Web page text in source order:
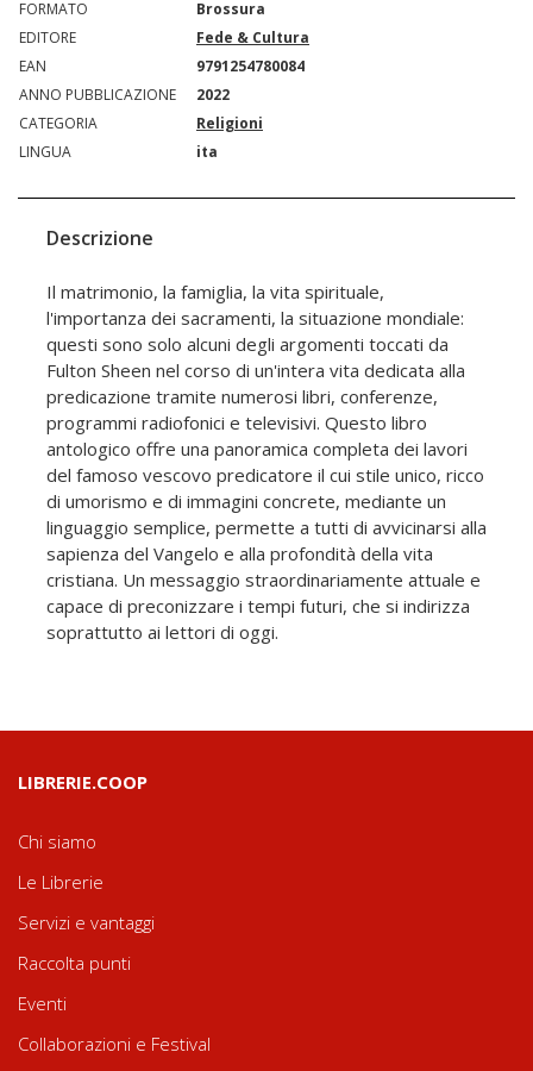
FORMATO
Brossura
EDITORE
Fede & Cultura
EAN
9791254780084
ANNO PUBBLICAZIONE
2022
CATEGORIA
Religioni
LINGUA
ita
Descrizione
Il matrimonio, la famiglia, la vita spirituale,
l'importanza dei sacramenti, la situazione mondiale:
questi sono solo alcuni degli argomenti toccati da
Fulton Sheen nel corso di un'intera vita dedicata alla
predicazione tramite numerosi libri, conferenze,
programmi radiofonici e televisivi. Questo libro
antologico offre una panoramica completa dei lavori
del famoso vescovo predicatore il cui stile unico, ricco
di umorismo e di immagini concrete, mediante un
linguaggio semplice, permette a tutti di avvicinarsi alla
sapienza del Vangelo e alla profondità della vita
cristiana. Un messaggio straordinariamente attuale e
capace di preconizzare i tempi futuri, che si indirizza
soprattutto ai lettori di oggi.
LIBRERIE.COOP
Chi siamo
Le Librerie
Servizi e vantaggi
Raccolta punti
Eventi
Collaborazioni e Festival